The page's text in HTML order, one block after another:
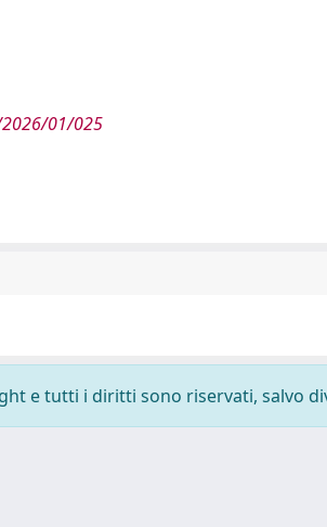
01/025
e tutti i diritti sono riservati, salvo